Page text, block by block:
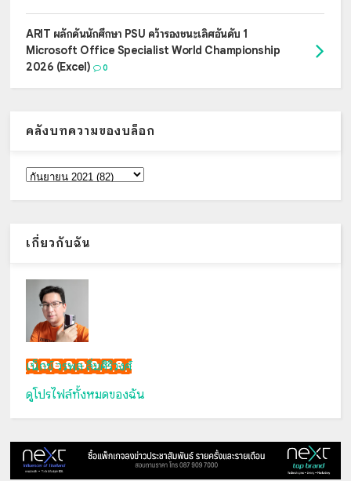
ARIT ผลักดันนักศึกษา PSU คว้ารองชนะเลิศอันดับ 1
Microsoft Office Specialist World Championship
2026 (Excel)
0
คลังบทความของบล็อก
เกี่ยวกับฉัน
เน็กซ์ วรพล ลิ่มศิริวงศ์
ดูโปรไฟล์ทั้งหมดของฉัน